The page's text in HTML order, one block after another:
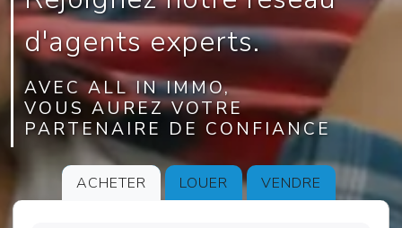
d'agents experts.
AVEC ALL IN IMMO,
VOUS AUREZ VOTRE
PARTENAIRE DE CONFIANCE
ACHETER LOUER VENDRE